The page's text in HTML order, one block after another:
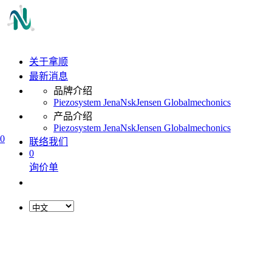
0
关于拿顺
最新消息
品牌介绍
Piezosystem JenaNskJensen Globalmechonics
产品介绍
Piezosystem JenaNskJensen Globalmechonics
联络我们
0
询价单